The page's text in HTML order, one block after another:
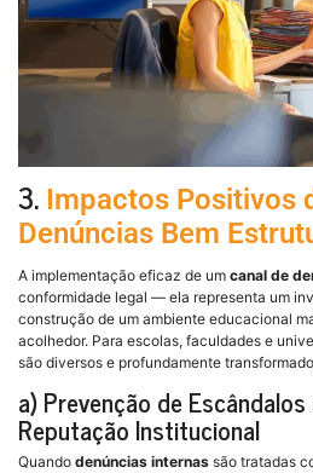
3. Impactos Positivos
Denúncias Bem
A implementação eficaz de um canal de
conformidade legal — ela representa um
construção de um ambiente educacional
acolhedor. Para escolas, faculdades e
são diversos e profundamente
a) Prevenção de
Reputação Institucional
Quando denúncias internas são tratadas